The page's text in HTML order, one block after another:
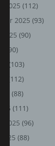
2025 (112)
2025 (93)
2025 (90)
(90)
(103)
(112)
(88)
(111)
2025 (96)
(88)